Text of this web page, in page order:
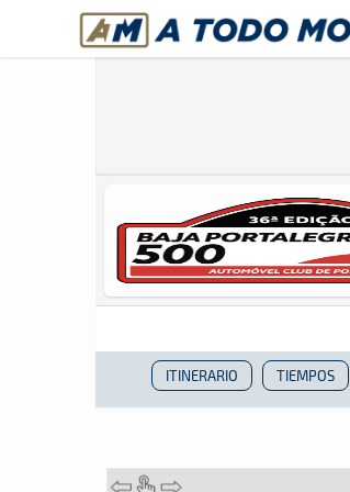
A Todo Motor· Revista del
Revista del motor desde 1999
ITINERARIO TIEMPOS